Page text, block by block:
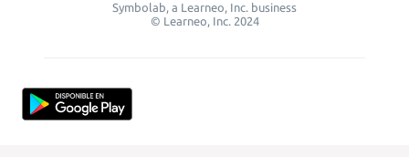
Symbolab, a Learneo, Inc. business
© Learneo, Inc. 2024